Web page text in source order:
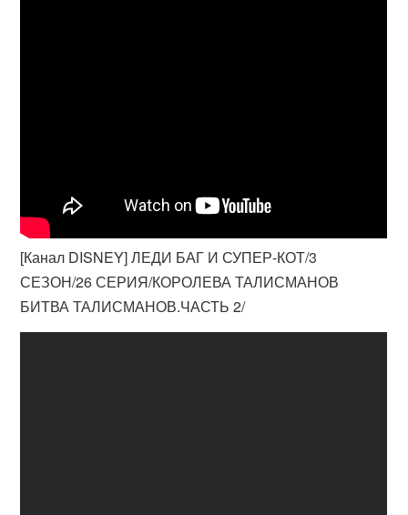
[Канал DISNEY] ЛЕДИ БАГ И СУПЕР-КОТ/3
СЕЗОН/26 СЕРИЯ/КОРОЛЕВА ТАЛИСМАНОВ
БИТВА ТАЛИСМАНОВ.ЧАСТЬ 2/